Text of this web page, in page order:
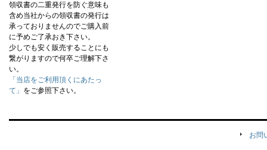
領収書の二重発行を防ぐ意味も
含め当社からの領収書の発行は
承っておりませんのでご購入前
に予めご了承おき下さい。
少しでも安く販売することにも
繋がりますので何卒ご理解下さ
い。
「当店をご利用頂くにあたっ
て」 をご参照下さい。
お問